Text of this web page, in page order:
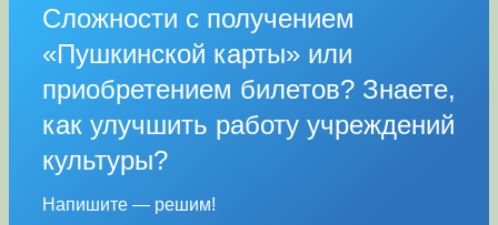
Сложности с получением
«Пушкинской карты» или
приобретением билетов? Знаете,
как улучшить работу учреждений
культуры?
Напишите — решим!